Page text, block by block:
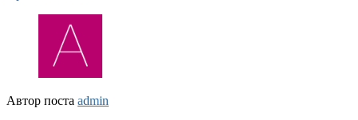
Автор поста admin